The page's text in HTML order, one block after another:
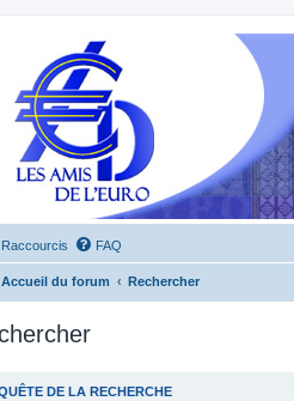
Raccourcis FAQ
Accueil du forum Rechercher
DE LA RECHERCHE